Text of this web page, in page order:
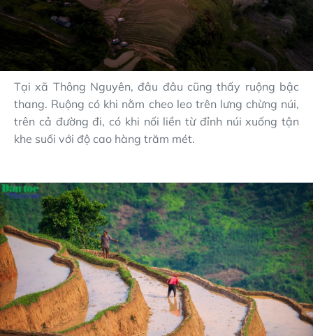
Tại xã Thông Nguyên, đâu đâu cũng thấy ruộng bậc
thang. Ruộng có khi nằm cheo leo trên lưng chừng núi,
trên cả đường đi, có khi nối liền từ đỉnh núi xuống tận
khe suối với độ cao hàng trăm mét.